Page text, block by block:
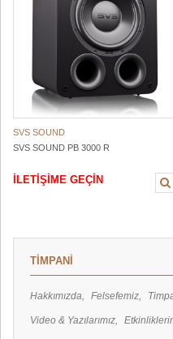
SVS SOUND
SVS SOUND PB 3000 R
İLETİŞİME GEÇİN
TİMPANİ
Hakkımızda Felsefemiz
Video & Yazılarımız